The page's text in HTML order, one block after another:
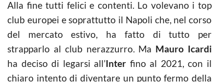
Alla fine tutti felici e contenti. Lo volevano i top
club europei e soprattutto il Napoli che, nel corso
del mercato estivo, ha fatto di tutto per
strapparlo al club nerazzurro. Ma Mauro Icardi
ha deciso di legarsi all’Inter fino al 2021, con il
chiaro intento di diventare un punto fermo della